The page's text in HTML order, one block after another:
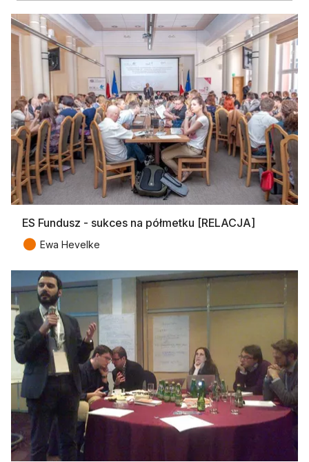
ES Fundusz - sukces na półmetku [RELACJA]
● Ewa Hevelke